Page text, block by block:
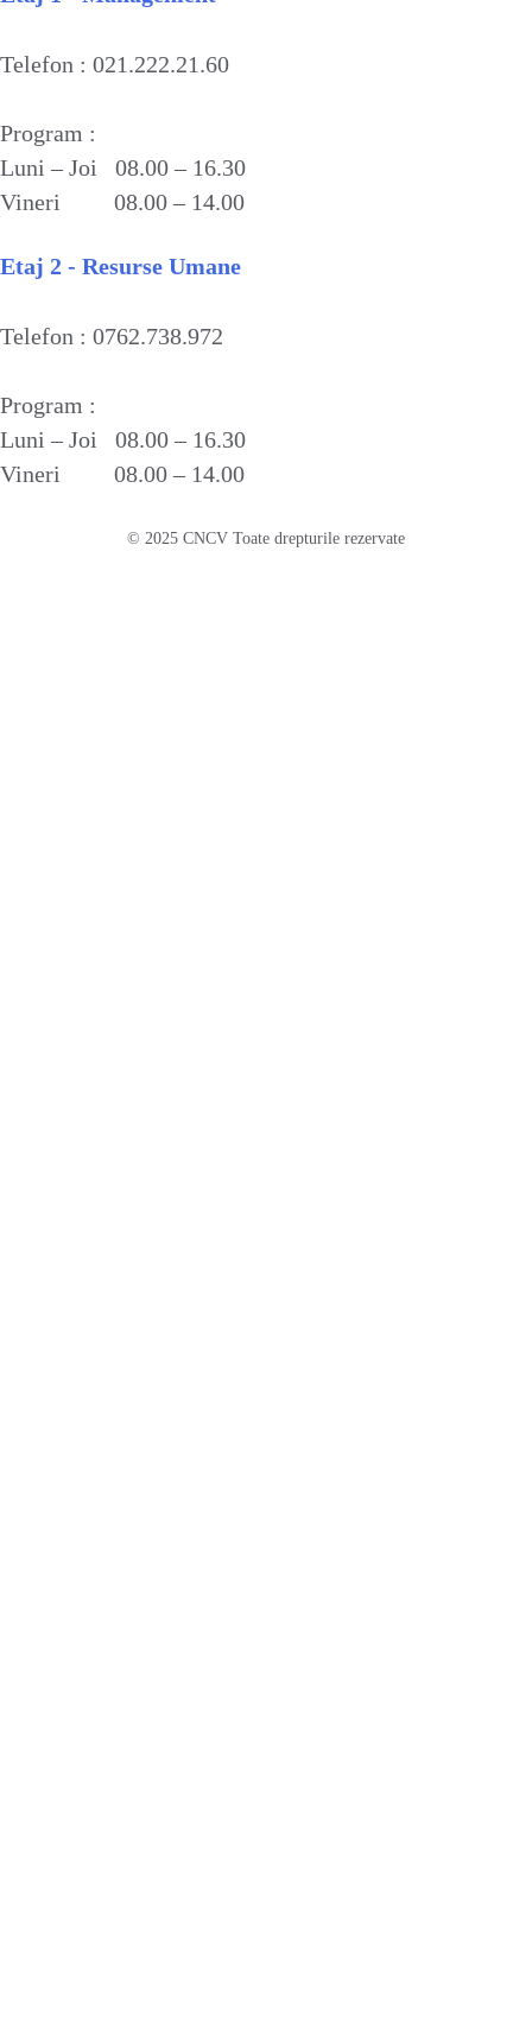
Telefon : 021.222.21.60
Program :
Luni – Joi 08.00 – 16.30
Vineri 08.00 – 14.00
Etaj 2 - Resurse Umane
Telefon : 0762.738.972
Program :
Luni – Joi 08.00 – 16.30
Vineri 08.00 – 14.00
© 2025 CNCV Toate drepturile rezervate